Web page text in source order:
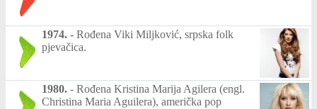
1974. - Rođena Viki Miljković, srpska folk
pjevačica.
1980. - Rođena Kristina Marija Agilera (engl.
Christina Maria Aguilera), američka pop